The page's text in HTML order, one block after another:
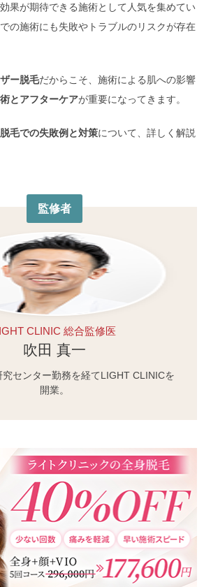
果が期待できる施術として人気を集めてい
の施術にも失敗やトラブルのリスクが存在
ー脱毛だからこそ、施術による肌への影響
とアフターケアが重要になってきます。
毛での失敗例と対策について、詳しく解説
監修者
CLINIC 総合監修医
吹田 真一
究センター勤務を経てLIGHT CLINICを
開業。